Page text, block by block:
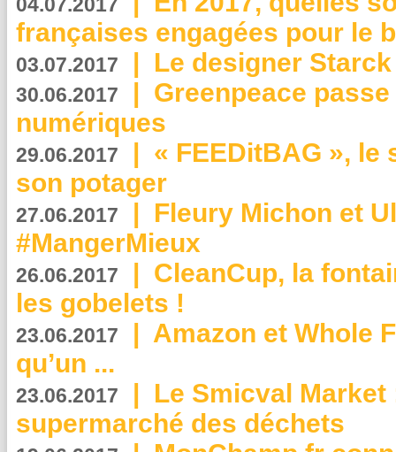
françaises engagées pour le
03.07.2017 | Le designer
30.06.2017 | Greenpeace
numériques
29.06.2017 | « FEEDitBAG », le
son potager
27.06.2017 | Fleury Michon et
#MangerMieux
26.06.2017 | CleanCup, la
les gobelets !
23.06.2017 | Amazon et Whole
qu’un ...
23.06.2017 | Le Smicval
supermarché des déchets